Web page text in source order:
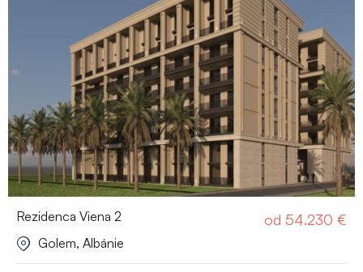
Rezidenca Viena 2 od 54.230 €
Golem, Albánie